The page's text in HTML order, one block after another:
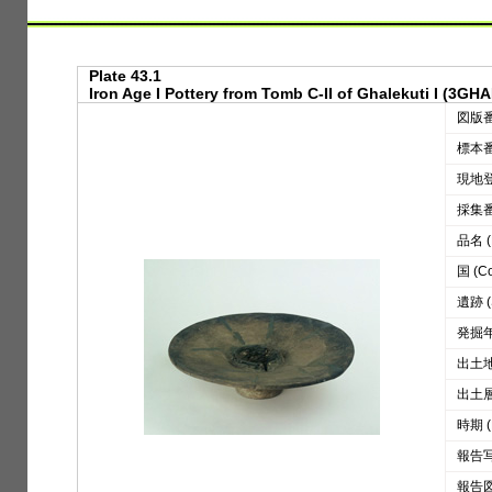
Plate 43.1
Iron Age I Pottery from Tomb C-II of Ghalekuti I
図版
標本
現地
採集
品名
国
遺跡
発掘
出土
出土
時期
報告
報告